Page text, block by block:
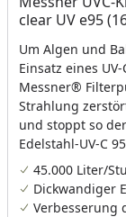
clear UV e95
Um Algen und
Einsatz eines
Messner®
Strahlung
und stoppt so
Edelstahl-UV-C
Litern/Stunde
45.000 Liter/
Dickwandiger
Verbesserung